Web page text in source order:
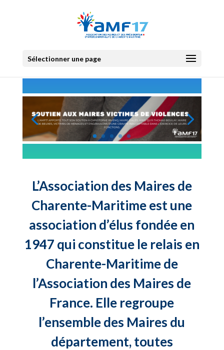
Sélectionner une page
L’Association des Maires de
Charente-Maritime est une
association d’élus fondée en
1947 qui constitue le relais en
Charente-Maritime de
l’Association des Maires de
France. Elle regroupe
l’ensemble des Maires du
département, toutes